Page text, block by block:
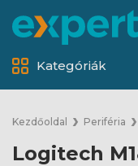
Kategóriák
Kezdőoldal Periféria
Logitech